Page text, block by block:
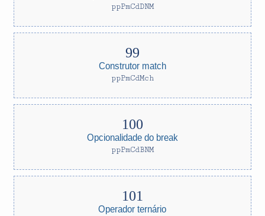
ppPmCdDNM
Construtor match
ppPmCdMch
Opcionalidade do break
ppPmCdBNM
Operador ternário